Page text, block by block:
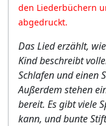
den Liederbüchern
abgedruckt.
Das Lied erzählt,
Kind beschreibt
Schlafen und einen
Außerdem stehen
bereit. Es gibt viele
kann, und bunte